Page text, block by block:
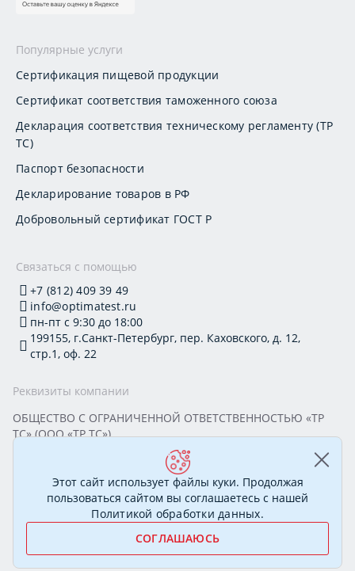
Популярные услуги
Сертификация пищевой продукции
Сертификат соответствия таможенного союза
Декларация соответствия техническому регламенту (ТР
ТС)
Паспорт безопасности
Декларирование товаров в РФ
Добровольный сертификат ГОСТ Р
Связаться с помощью
+7 (812) 409 39 49
info@optimatest.ru
пн-пт с 9:30 до 18:00
199155, г.Санкт-Петербург, пер. Каховского, д. 12,
стр.1, оф. 22
Реквизиты компании
ОБЩЕСТВО С ОГРАНИЧЕННОЙ ОТВЕТСТВЕННОСТЬЮ «ТР
ТС» (ООО «ТР ТС»)
Юридический адрес: 199155, г. Санкт-Петербург, пер.
Каховского, д. 12, стр. 1, помещение 22-Н
ИНН 7813295032 КПП 780101001 ОГРН 1177847388894
ОКПО 20395319 Генеральный директор: Соколова Алёна
© 2007—2026 Сертификационный центр «ОптимаТест».
Полный спектр услуг в области сертификации
Этот сайт использует файлы куки. Продолжая
пользоваться сайтом вы соглашаетесь с нашей
Политикой обработки данных.
СОГЛАШАЮСЬ